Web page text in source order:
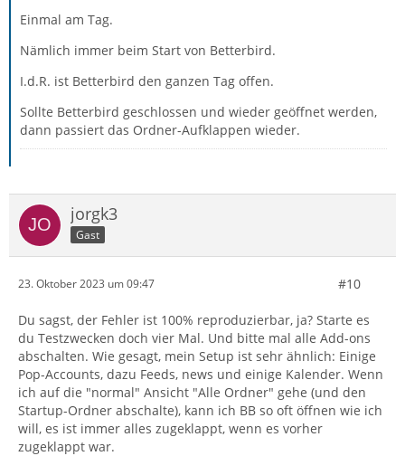
Einmal am Tag.
Nämlich immer beim Start von Betterbird.
I.d.R. ist Betterbird den ganzen Tag offen.
Sollte Betterbird geschlossen und wieder geöffnet werden,
dann passiert das Ordner-Aufklappen wieder.
jorgk3
Gast
23. Oktober 2023 um 09:47 #10
Du sagst, der Fehler ist 100% reproduzierbar, ja? Starte es
du Testzwecken doch vier Mal. Und bitte mal alle Add-ons
abschalten. Wie gesagt, mein Setup ist sehr ähnlich: Einige
Pop-Accounts, dazu Feeds, news und einige Kalender. Wenn
ich auf die "normal" Ansicht "Alle Ordner" gehe (und den
Startup-Ordner abschalte), kann ich BB so oft öffnen wie ich
will, es ist immer alles zugeklappt, wenn es vorher
zugeklappt war.